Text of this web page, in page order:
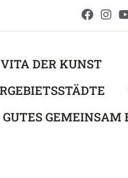
VITA DER KUNST
GUTES GEMEINSAM